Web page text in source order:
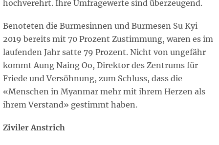
hochverehrt. Ihre Umfragewerte sind überzeugend.
Benoteten die Burmesinnen und Burmesen Su Kyi
2019 bereits mit 70 Prozent Zustimmung, waren es im
laufenden Jahr satte 79 Prozent. Nicht von ungefähr
kommt Aung Naing Oo, Direktor des Zentrums für
Friede und Versöhnung, zum Schluss, dass die
«Menschen in Myanmar mehr mit ihrem Herzen als
ihrem Verstand» gestimmt haben.
Ziviler Anstrich